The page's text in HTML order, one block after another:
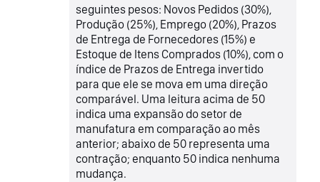
seguintes pesos: Novos Pedidos (30%),
Produção (25%), Emprego (20%), Prazos
de Entrega de Fornecedores (15%) e
Estoque de Itens Comprados (10%), com o
índice de Prazos de Entrega invertido
para que ele se mova em uma direção
comparável. Uma leitura acima de 50
indica uma expansão do setor de
manufatura em comparação ao mês
anterior; abaixo de 50 representa uma
contração; enquanto 50 indica nenhuma
mudança.